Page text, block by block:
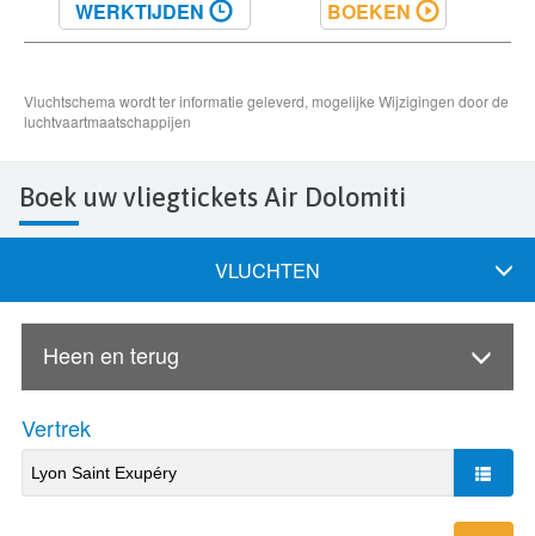
Boek uw vliegtickets Air Dolomiti